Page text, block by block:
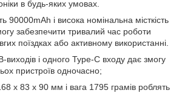
в будь-яких умовах.
90000mAh і висока номінальна місткість
забезпечити тривалий час роботи
поїздках або активному використанні.
виходів і одного Type-C входу дає змогу
пристроїв одночасно;
x 83 x 90 мм і вага 1795 грамів роблять